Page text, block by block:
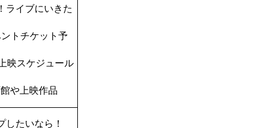
ライブにいきた
トチケット予
映スケジュール
や上映作品
したいなら！